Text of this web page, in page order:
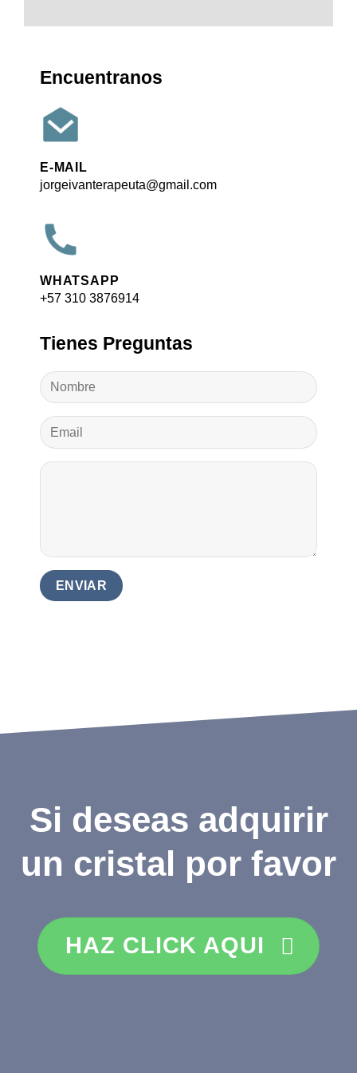
Encuentranos
E-MAIL
jorgeivanterapeuta@gmail.com
WHATSAPP
+57 310 3876914
Tienes Preguntas
Si deseas adquirir
un cristal por favor
HAZ CLICK AQUI